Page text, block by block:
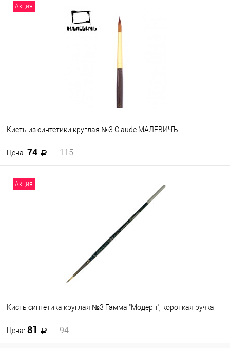
Акция
Кисть из синтетики круглая №3 Claude МАЛЕВИЧЪ
Цена: 74 115
В наличии
Акция
Кисть синтетика круглая №3 Гамма "Модерн", короткая ручка
Цена: 81 94